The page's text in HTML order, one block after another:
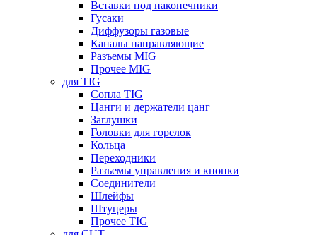
Вставки под наконечники
Гусаки
Диффузоры газовые
Каналы направляющие
Разъемы MIG
Прочее MIG
для TIG
Сопла TIG
Цанги и держатели цанг
Заглушки
Головки для горелок
Кольца
Переходники
Разъемы управления и кнопки
Соединители
Шлейфы
Штуцеры
Прочее TIG